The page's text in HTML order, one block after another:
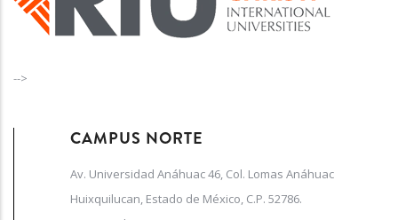
-->
CAMPUS NORTE
Av. Universidad Anáhuac 46, Col. Lomas Anáhuac
Huixquilucan, Estado de México, C.P. 52786.